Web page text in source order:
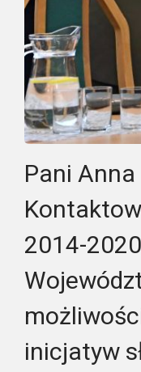
Pani
2014-
inicjatyw